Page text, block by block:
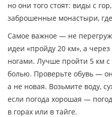
но они того стоят: виды с
заброшенные монастыри,
Самое важное — не
идеи «пройду 20 км», а
ногами. Лучше пройти 5 км с
болью. Проверьте обувь —
а не новая. Возьмите воду,
если погода хорошая —
в горах или в тайге.